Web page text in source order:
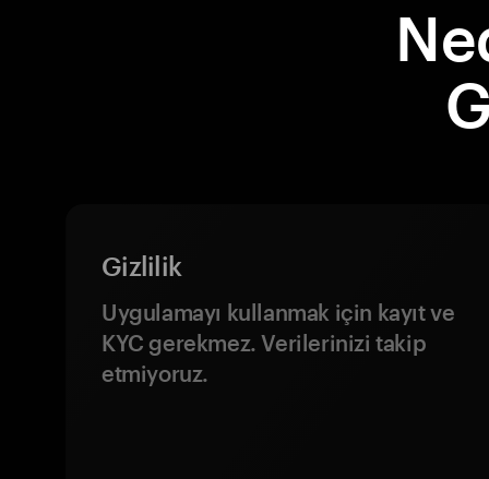
Gizlilik
Uygulamayı kullanmak için kayıt ve
KYC gerekmez. Verilerinizi takip
etmiyoruz.